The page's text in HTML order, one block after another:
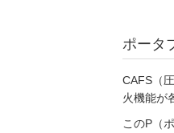
ポータ
CAFS（
火機能が
このP（